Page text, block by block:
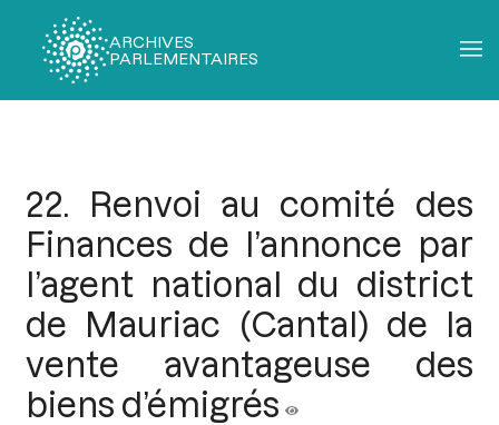
ARCHIVES
PARLEMENTAIRES
22. Renvoi au comité des
Finances de l’annonce par
l’agent national du district
de Mauriac (Cantal) de la
vente avantageuse des
biens d’émigrés